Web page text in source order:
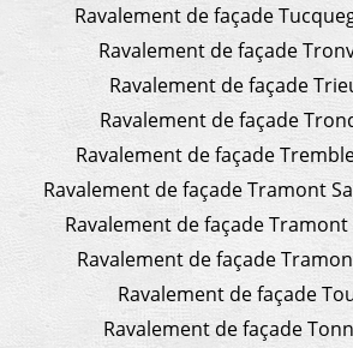
Ravalement de façade
Ravalement de façade
Ravalement de façade
Ravalement de façade
Ravalement de façade
Ravalement de façade Tramont
Ravalement de façade Tramont
Ravalement de façade
Ravalement de façade
Ravalement de façade